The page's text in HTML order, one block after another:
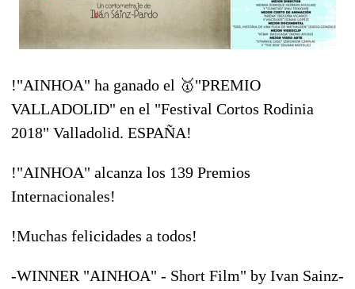
!"AINHOA" ha ganado el 🥇"PREMIO
VALLADOLID" en el "Festival Cortos Rodinia
2018" Valladolid. ESPAÑA!
!"AINHOA" alcanza los 139 Premios
Internacionales!
!Muchas felicidades a todos!
-WINNER "AINHOA" - Short Film" by Ivan Sainz-